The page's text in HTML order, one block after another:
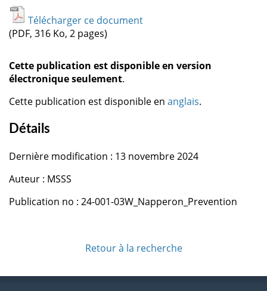
Télécharger ce document
(PDF, 316 Ko, 2 pages)
Cette publication est disponible en version
électronique seulement.
Cette publication est disponible en anglais.
Détails
Dernière modification : 13 novembre 2024
Auteur : MSSS
Publication no : 24-001-03W_Napperon_Prevention
Retour à la recherche